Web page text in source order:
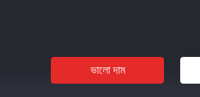
ভালো দাম